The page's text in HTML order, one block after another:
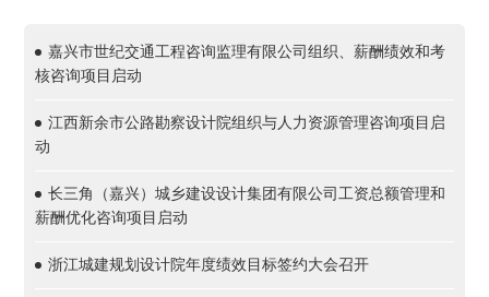
嘉兴市世纪交通工程咨询监理有限公司组织、薪酬绩效和考
核咨询项目启动
江西新余市公路勘察设计院组织与人力资源管理咨询项目启
动
长三角（嘉兴）城乡建设设计集团有限公司工资总额管理和
薪酬优化咨询项目启动
浙江城建规划设计院年度绩效目标签约大会召开